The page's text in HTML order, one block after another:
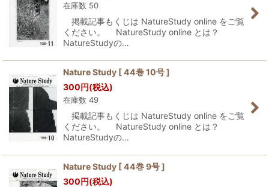
在庫数 50
掲載記事もくじは NatureStudy online をご覧
ください。 NatureStudy online とは？
NatureStudyの…
Nature Study [ 44巻 10号 ]
300円(税込)
在庫数 49
掲載記事もくじは NatureStudy online をご覧
ください。 NatureStudy online とは？
NatureStudyの…
Nature Study [ 44巻 9号 ]
300円(税込)